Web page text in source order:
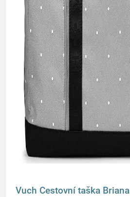
Vuch Cestovní taška Briana